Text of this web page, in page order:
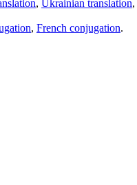
, Ukrainian translation,
, French conjugation.